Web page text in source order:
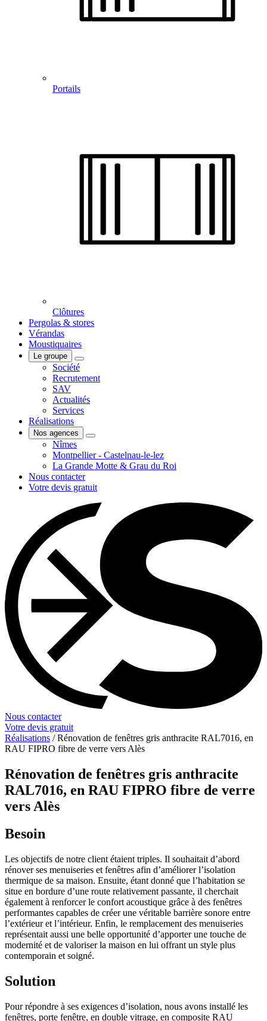
Portails
Clôtures
Pergolas & stores
Vérandas
Moustiquaires
Le groupe
Société
Recrutement
SAV
Actualités
Services
Réalisations
Nos agences
Nîmes
Montpellier - Castelnau-le-lez
La Grande Motte & Grau du Roi
Nous contacter
Votre devis gratuit
Nous contacter
Votre devis gratuit
Réalisations / Rénovation de fenêtres gris anthracite RAL7016, en
RAU FIPRO fibre de verre vers Alès
Rénovation de fenêtres gris anthracite
RAL7016, en RAU FIPRO fibre de verre
vers Alès
Besoin
Les objectifs de notre client étaient triples. Il souhaitait d’abord
rénover ses menuiseries et fenêtres afin d’améliorer l’isolation
thermique de sa maison. Ensuite, étant donné que l’habitation se
situe en bordure d’une route relativement passante, il cherchait
également à renforcer le confort acoustique grâce à des fenêtres
performantes capables de créer une véritable barrière sonore entre
l’extérieur et l’intérieur. Enfin, le remplacement des menuiseries
représentait aussi une belle opportunité d’apporter une touche de
modernité et de valoriser la maison en lui offrant un style plus
contemporain et soigné.
Solution
Pour répondre à ses exigences d’isolation, nous avons installé les
fenêtres, porte fenêtre, en double vitrage, en composite RAU